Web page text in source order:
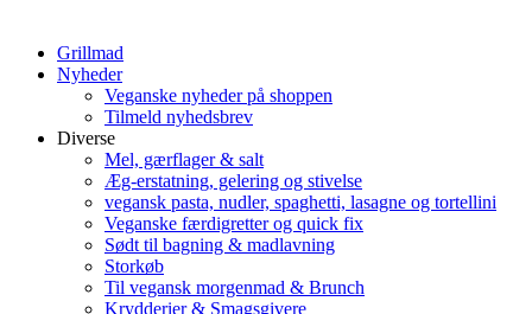
Grillmad
Nyheder
Veganske nyheder på shoppen
Tilmeld nyhedsbrev
Diverse
Mel, gærflager & salt
Æg-erstatning, gelering og stivelse
vegansk pasta, nudler, spaghetti, lasagne og tortellini
Veganske færdigretter og quick fix
Sødt til bagning & madlavning
Storkøb
Til vegansk morgenmad & Brunch
Krydderier & Smagsgivere